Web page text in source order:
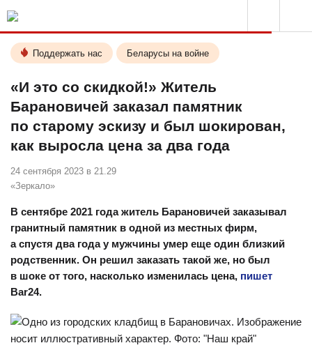
Поддержать нас Беларусы на войне
«И это со скидкой!» Житель
Барановичей заказал памятник
по старому эскизу и был шокирован,
как выросла цена за два года
24 сентября 2023 в 21.29
«Зеркало»
В сентябре 2021 года житель Барановичей заказывал
гранитный памятник в одной из местных фирм,
а спустя два года у мужчины умер еще один близкий
родственник. Он решил заказать такой же, но был
в шоке от того, насколько изменилась цена, пишет
Bar24.